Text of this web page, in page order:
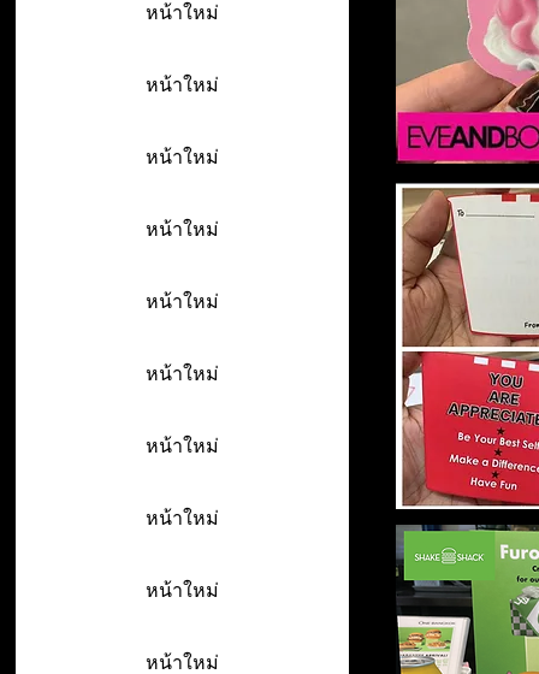
หน้าใหม่
หน้าใหม่
หน้าใหม่
หน้าใหม่
หน้าใหม่
หน้าใหม่
หน้าใหม่
หน้าใหม่
หน้าใหม่
หน้าใหม่